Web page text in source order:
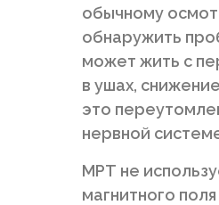
обычному
обнаружить
может жить с
в ушах,
это
нервной
МРТ не
магнитного